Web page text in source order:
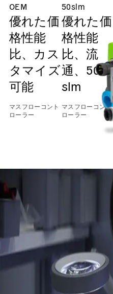
OEM
優れた価
格性能
比、カス
タマイズ
可能
マスフローコント
ローラー
50slm
優れた価
格性能
比、流
通、50
slm
マスフローコント
ローラー